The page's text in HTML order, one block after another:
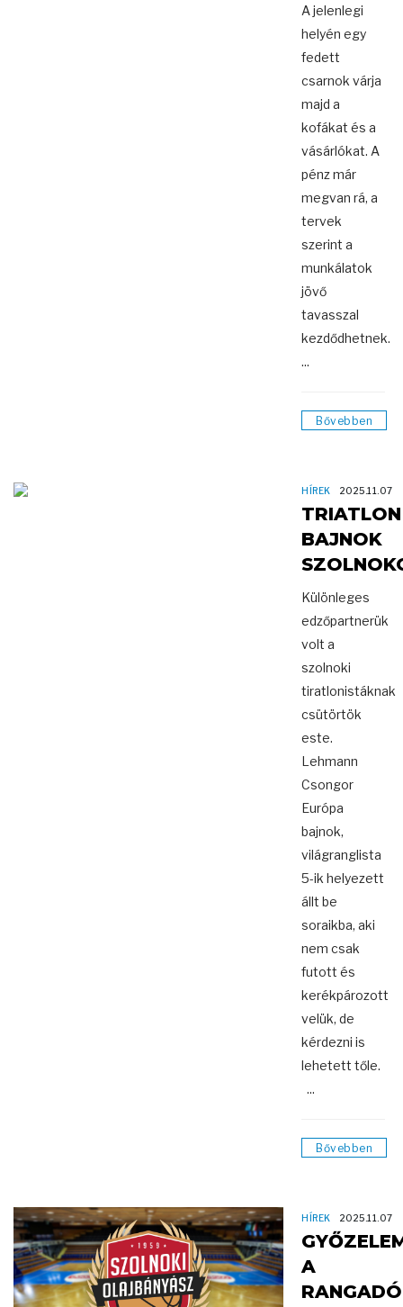
A jelenlegi
helyén egy
fedett
csarnok várja
majd a
kofákat és a
vásárlókat. A
pénz már
megvan rá, a
tervek
szerint a
munkálatok
jövő
tavasszal
kezdődhetnek.
...
Bővebben
HÍREK 2025.11.07
TRIATLON
BAJNOK
Különleges
edzőpartnerük
volt a
szolnoki
tiratlonistáknak
csütörtök
este.
Lehmann
Csongor
Európa
bajnok,
világranglista
5-ik helyezett
állt be
soraikba, aki
nem csak
futott és
kerékpározott
velük, de
kérdezni is
lehetett tőle.
...
Bővebben
HÍREK 2025.11.07
A